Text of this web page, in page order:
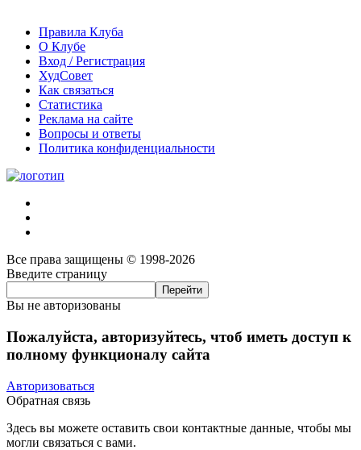
Правила Клуба
О Клубе
Вход / Регистрация
ХудСовет
Как связаться
Статистика
Реклама на сайте
Вопросы и ответы
Политика конфиденциальности
Все права защищены © 1998-2026
Введите страницу
Вы не авторизованы
Пожалуйста, авторизуйтесь, чтоб иметь доступ к
полному функционалу сайта
Авторизоваться
Обратная связь
Здесь вы можете оставить свои контактные данные, чтобы мы
могли связаться с вами.